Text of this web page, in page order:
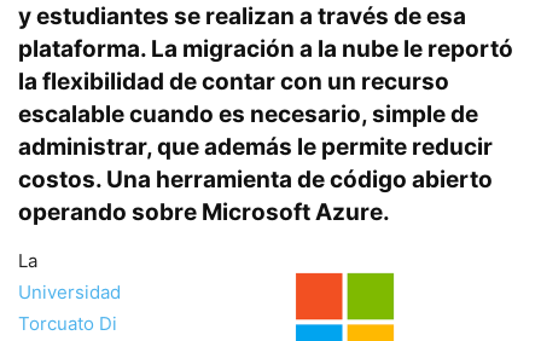
y estudiantes se realizan a través de esa
plataforma. La migración a la nube le reportó
la flexibilidad de contar con un recurso
escalable cuando es necesario, simple de
administrar, que además le permite reducir
costos. Una herramienta de código abierto
operando sobre Microsoft Azure.
La
Universidad
Torcuato Di